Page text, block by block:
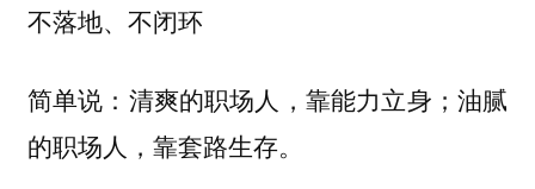
不落地、不闭环
简单说：清爽的职场人，靠能力立身；油腻
的职场人，靠套路生存。